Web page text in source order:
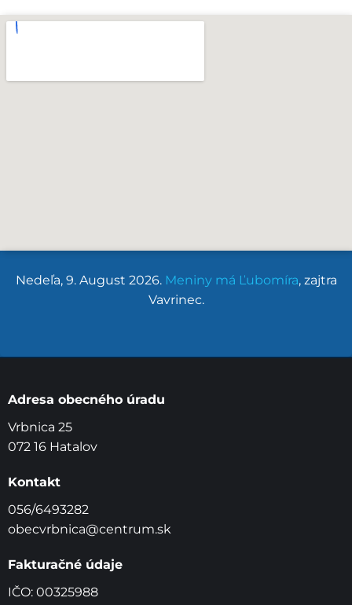
Nedeľa, 9. August 2026. Meniny má Ľubomíra, zajtra
Vavrinec.
Adresa obecného úradu
Vrbnica 25
072 16 Hatalov
Kontakt
056/6493282
obecvrbnica@centrum.sk
Fakturačné údaje
IČO: 00325988